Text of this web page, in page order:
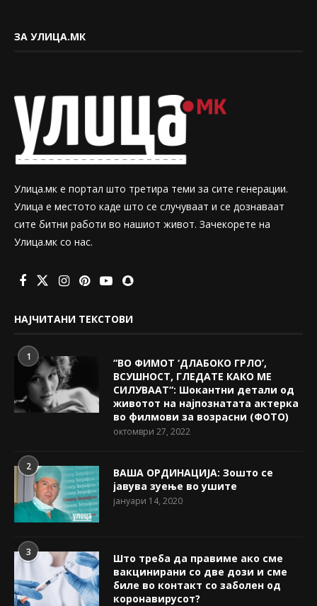
ЗА УЛИЦА.МК
Улица.мк е портал што третира теми за сите генерации.
Улица е местото каде што се случуваат и се дознаваат
сите битни работи во нашиот живот. Зачекорете на
Улица.мк со нас.
НАЈЧИТАНИ ТЕКСТОВИ
1
“ВО ФИМОТ ‘ДЛАБОКО ГРЛО’,
ВСУШНОСТ, ГЛЕДАТЕ КАКО МЕ
СИЛУВААТ“: Шокантни детали од
животот на најпознатата актерка
во филмови за возрасни (ФОТО)
октомври 27, 2022
2
ВАША ОРДИНАЦИЈА: Зошто се
јавува зуење во ушите
јануари 14, 2020
3
Што треба да правиме ако сме
вакцинирани со две дози и сме
биле во контакт со заболен од
коронавирусот?